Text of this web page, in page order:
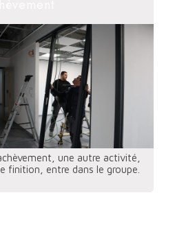
une autre activité,
finition, entre dans le groupe.